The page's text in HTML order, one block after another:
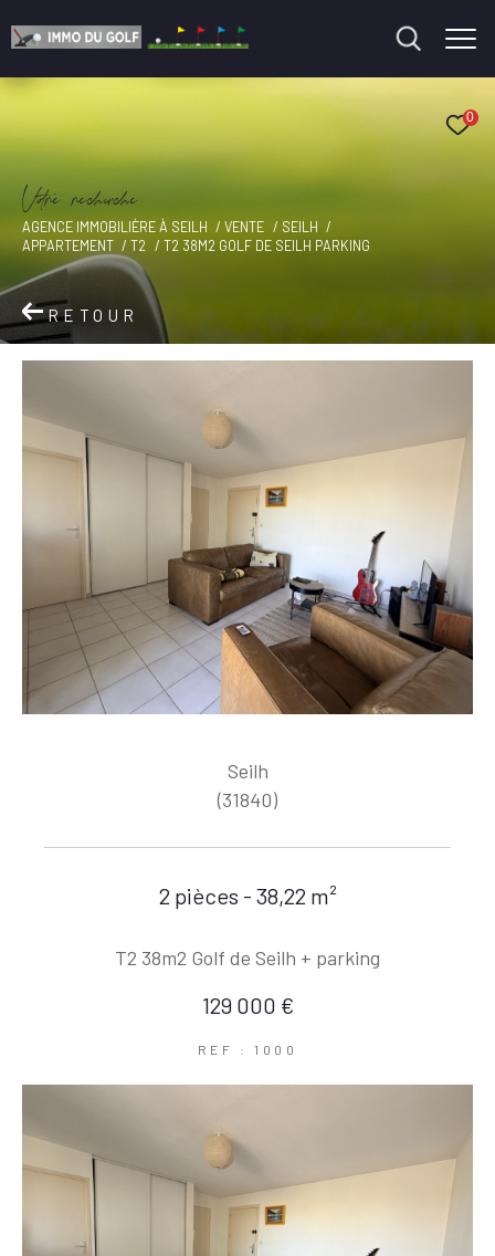
0
Vore recece
AGENCE IMMOBILIÈRE À SEILH VENTE
SEILH
APPARTEMENT
T2 T2 38M2 GOLF DE SEILH PARKING
RETOUR
Seilh
(31840)
2 pièces - 38,22 m²
T2 38m2 Golf de Seilh + parking
129 000 €
REF : 1000